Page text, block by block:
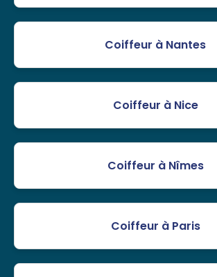
Coiffeur à Nantes
Coiffeur à Nice
Coiffeur à Nîmes
Coiffeur à Paris